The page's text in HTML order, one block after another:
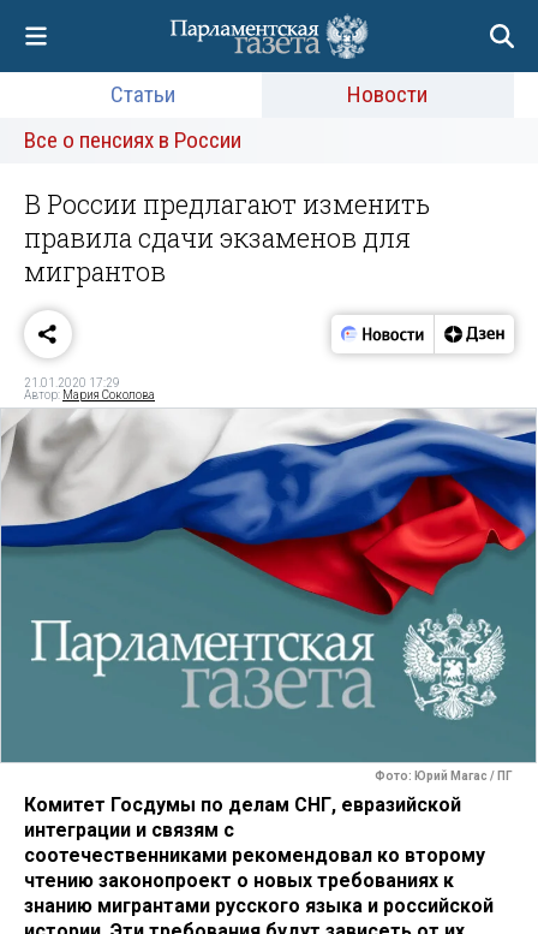
Статьи
Новости
Все о пенсиях в России
В России предлагают изменить
правила сдачи экзаменов для
мигрантов
21.01.2020 17:29
Автор: Мария Соколова
Фото: Юрий Магас / ПГ
Комитет Госдумы по делам СНГ, евразийской
интеграции и связям с
соотечественниками рекомендовал ко второму
чтению законопроект о новых требованиях к
знанию мигрантами русского языка и российской